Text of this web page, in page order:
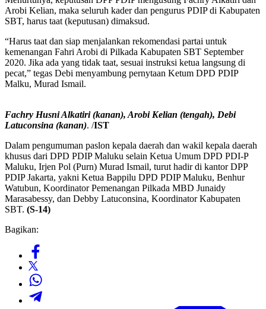
Arobi Kelian, maka seluruh kader dan pengurus PDIP di Kabupaten
SBT, harus taat (keputusan) dimaksud.
“Harus taat dan siap menjalankan rekomendasi partai untuk
kemenangan Fahri Arobi di Pilkada Kabupaten SBT September
2020. Jika ada yang tidak taat, sesuai instruksi ketua langsung di
pecat,” tegas Debi menyambung pernytaan Ketum DPD PDIP
Malku, Murad Ismail.
Fachry Husni Alkatiri (kanan), Arobi Kelian (tengah), Debi
Latuconsina (kanan). /IST
Dalam pengumuman paslon kepala daerah dan wakil kepala daerah
khusus dari DPD PDIP Maluku selain Ketua Umum DPD PDI-P
Maluku, Irjen Pol (Purn) Murad Ismail, turut hadir di kantor DPP
PDIP Jakarta, yakni Ketua Bappilu DPD PDIP Maluku, Benhur
Watubun, Koordinator Pemenangan Pilkada MBD Junaidy
Marasabessy, dan Debby Latuconsina, Koordinator Kabupaten
SBT. (S-14)
Bagikan: